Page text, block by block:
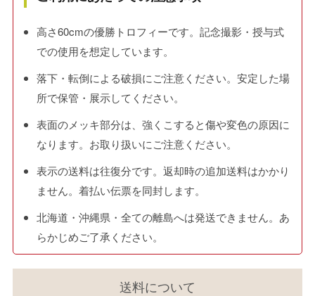
高さ60cmの優勝トロフィーです。記念撮影・授与式
での使用を想定しています。
落下・転倒による破損にご注意ください。安定した場
所で保管・展示してください。
表面のメッキ部分は、強くこすると傷や変色の原因に
なります。お取り扱いにご注意ください。
表示の送料は往復分です。返却時の追加送料はかかり
ません。着払い伝票を同封します。
北海道・沖縄県・全ての離島へは発送できません。あ
らかじめご了承ください。
送料について